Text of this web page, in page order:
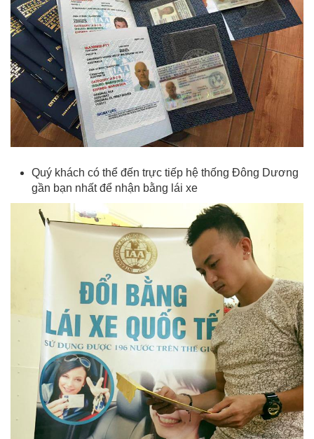
Quý khách có thể đến trực tiếp hệ thống Đông Dương
gần bạn nhất để nhận bằng lái xe